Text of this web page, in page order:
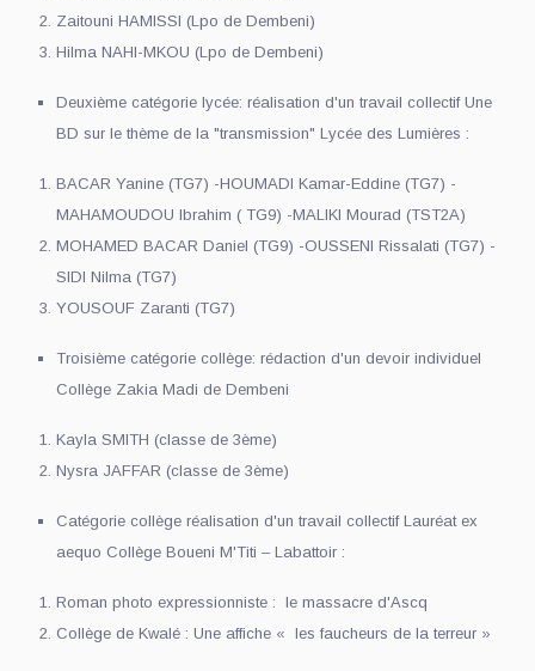
Zaitouni HAMISSI (Lpo de Dembeni)
Hilma NAHI-MKOU (Lpo de Dembeni)
Deuxième catégorie lycée: réalisation d'un travail collectif Une
BD sur le thème de la "transmission" Lycée des Lumières :
BACAR Yanine (TG7) -HOUMADI Kamar-Eddine (TG7) -
MAHAMOUDOU Ibrahim ( TG9) -MALIKI Mourad (TST2A)
MOHAMED BACAR Daniel (TG9) -OUSSENI Rissalati (TG7) -
SIDI Nilma (TG7)
YOUSOUF Zaranti (TG7)
Troisième catégorie collège: rédaction d'un devoir individuel
Collège Zakia Madi de Dembeni
Kayla SMITH (classe de 3ème)
Nysra JAFFAR (classe de 3ème)
Catégorie collège réalisation d'un travail collectif Lauréat ex
aequo Collège Boueni M'Titi – Labattoir :
Roman photo expressionniste : le massacre d'Ascq
Collège de Kwalé : Une affiche « les faucheurs de la terreur »